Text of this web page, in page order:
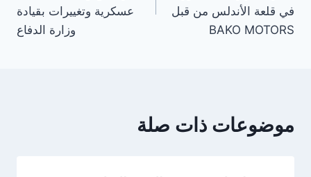
في قلعة الأندلس من قبل
BAKO MOTORS
عسكرية وتغييرات بقيادة
وزارة الدفاع
موضوعات ذات صلة